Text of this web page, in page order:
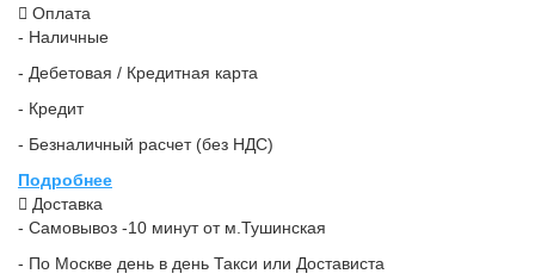
Оплата
- Наличные
- Дебетовая / Кредитная карта
- Кредит
- Безналичный расчет (без НДС)
Подробнее
Доставка
- Самовывоз -10 минут от м.Тушинская
- По Москве день в день Такси или Достависта